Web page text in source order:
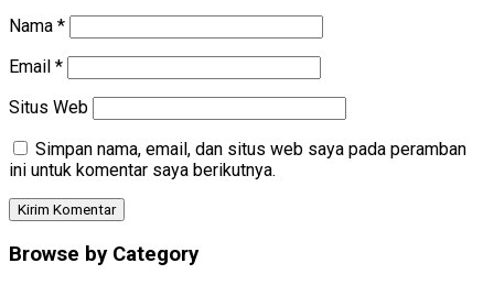
Nama *
Email *
Situs Web
Simpan nama, email, dan situs web saya pada peramban
ini untuk komentar saya berikutnya.
Browse by Category